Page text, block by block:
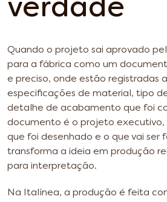
verdade
Quando o projeto sai aprovado
para a fábrica como um
e preciso, onde estão registradas
especificações de material, tipo
detalhe de acabamento que foi
documento é o projeto executivo,
que foi desenhado e o que vai ser
transforma a ideia em produção
para interpretação.
Na Italínea, a produção é feita